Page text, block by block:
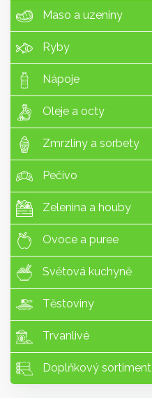
Maso a uzeniny
Ryby
Nápoje
Oleje a octy
Zmrzliny a sorbety
Pečivo
Zelenina a houby
Ovoce a puree
Světová kuchyně
Těstoviny
Trvanlivé
Doplňkový sortiment